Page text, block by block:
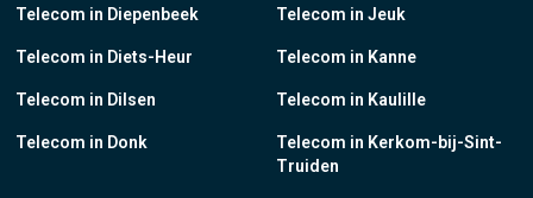
Telecom in Diepenbeek
Telecom in Diets-Heur
Telecom in Dilsen
Telecom in Donk
Telecom in Jeuk
Telecom in Kanne
Telecom in Kaulille
Telecom in Kerkom-bij-Sint-
Truiden